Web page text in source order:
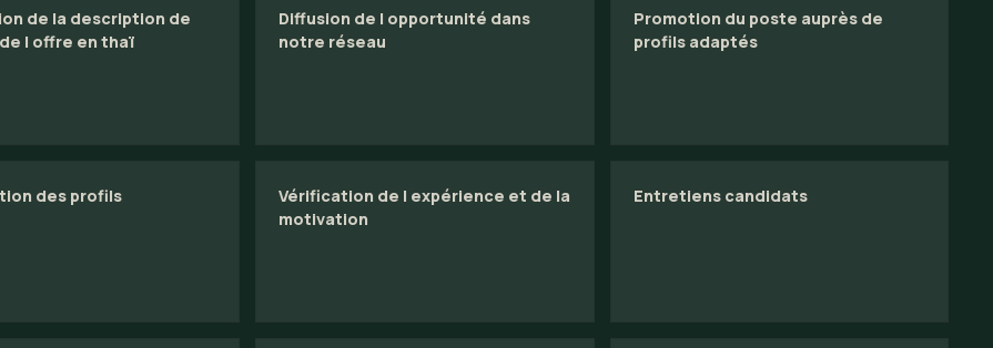
de la description de
l offre en thaï
Diffusion de l opportunité dans
notre réseau
Promotion du poste auprès de
profils adaptés
des profils
Vérification de l expérience et de la
motivation
Entretiens candidats